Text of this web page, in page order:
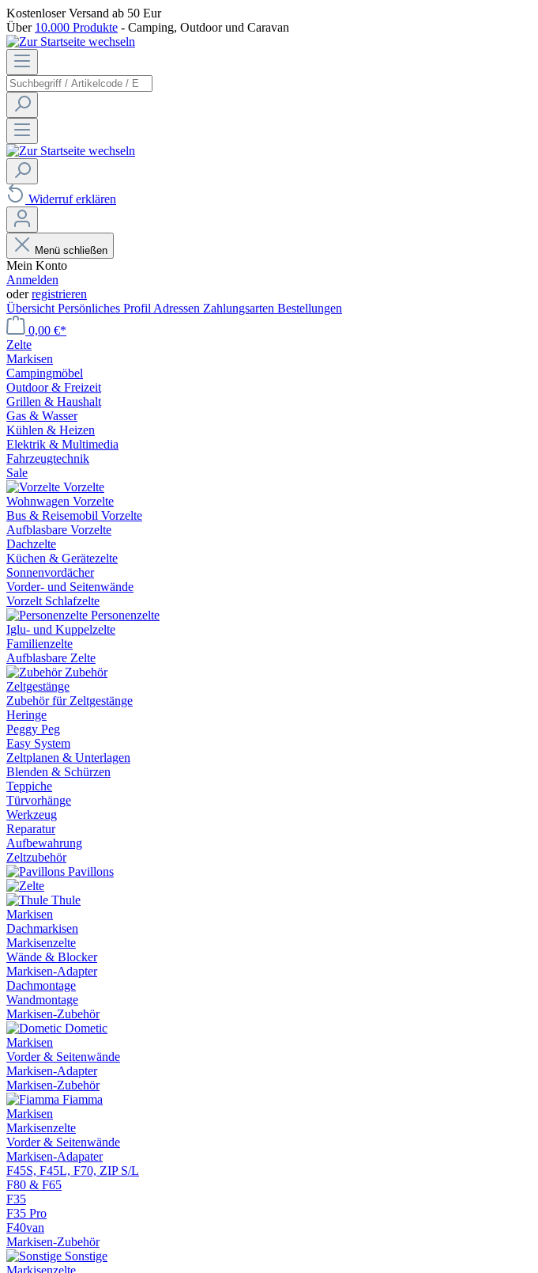
Kostenloser Versand ab 50 Eur
Über 10.000 Produkte - Camping, Outdoor und Caravan
Widerruf erklären
Menü schließen
Mein Konto
Anmelden
oderregistrieren
Übersicht Persönliches Profil Adressen Zahlungsarten Bestellungen
0,00 €*
Zelte
Markisen
Campingmöbel
Outdoor & Freizeit
Grillen & Haushalt
Gas & Wasser
Kühlen & Heizen
Elektrik & Multimedia
Fahrzeugtechnik
Sale
Vorzelte
Wohnwagen Vorzelte
Bus & Reisemobil Vorzelte
Aufblasbare Vorzelte
Dachzelte
Küchen & Gerätezelte
Sonnenvordächer
Vorder- und Seitenwände
Vorzelt Schlafzelte
Personenzelte
Iglu- und Kuppelzelte
Familienzelte
Aufblasbare Zelte
Zubehör
Zeltgestänge
Zubehör für Zeltgestänge
Heringe
Peggy Peg
Easy System
Zeltplanen & Unterlagen
Blenden & Schürzen
Teppiche
Türvorhänge
Werkzeug
Reparatur
Aufbewahrung
Zeltzubehör
Pavillons
Thule
Markisen
Dachmarkisen
Markisenzelte
Wände & Blocker
Markisen-Adapter
Dachmontage
Wandmontage
Markisen-Zubehör
Dometic
Markisen
Vorder & Seitenwände
Markisen-Adapter
Markisen-Zubehör
Fiamma
Markisen
Markisenzelte
Vorder & Seitenwände
Markisen-Adapater
F45S, F45L, F70, ZIP S/L
F80 & F65
F35
F35 Pro
F40van
Markisen-Zubehör
Sonstige
Markisenzelte